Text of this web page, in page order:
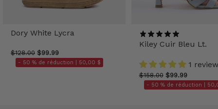
Dory White Lycra
$128.00 $99.99
- 50 % de réduction | 50,00 $
Kiley Cuir Bleu Lt.
1 review
$158.00 $99.99
- 50 % de réduction |